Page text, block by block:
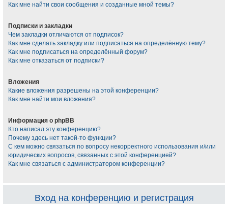
Как мне найти свои сообщения и созданные мной темы?
Подписки и закладки
Чем закладки отличаются от подписок?
Как мне сделать закладку или подписаться на определённую тему?
Как мне подписаться на определённый форум?
Как мне отказаться от подписки?
Вложения
Какие вложения разрешены на этой конференции?
Как мне найти мои вложения?
Информация о phpBB
Кто написал эту конференцию?
Почему здесь нет такой-то функции?
С кем можно связаться по вопросу некорректного использования и/или
юридических вопросов, связанных с этой конференцией?
Как мне связаться с администратором конференции?
Вход на конференцию и регистрация